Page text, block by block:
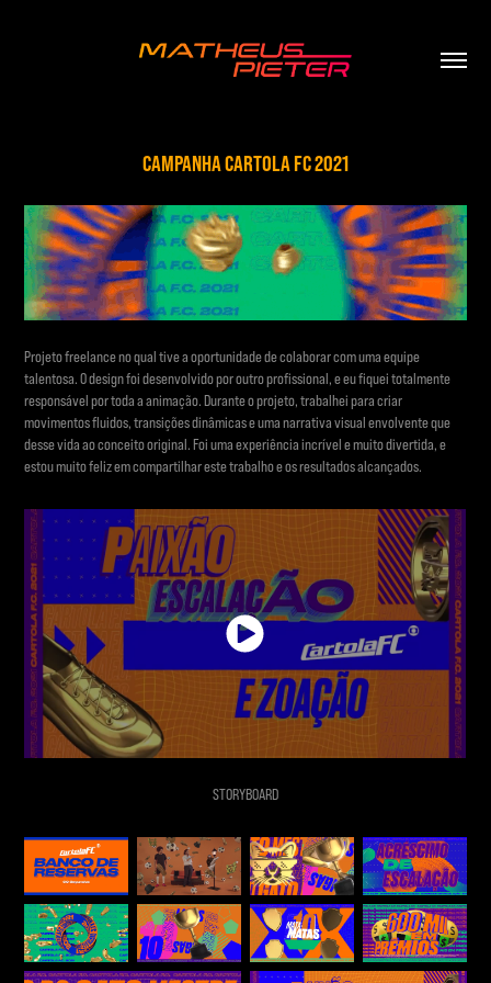
CAMPANHA CARTOLA FC 2021
Projeto freelance no qual tive a oportunidade de colaborar com uma equipe
talentosa. O design foi desenvolvido por outro profissional, e eu fiquei totalmente
responsável por toda a animação. Durante o projeto, trabalhei para criar
movimentos fluidos, transições dinâmicas e uma narrativa visual envolvente que
desse vida ao conceito original. Foi uma experiência incrível e muito divertida, e
estou muito feliz em compartilhar este trabalho e os resultados alcançados.​​​​​​​
STORYBOARD